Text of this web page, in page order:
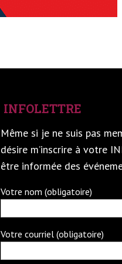
INFOLETTRE
Même si je ne suis pas
désire m’inscrire à votre
être informée des
Votre nom (obligatoire)
Votre courriel (obligatoire)